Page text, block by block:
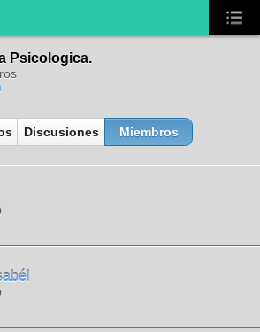
Psicologica.
Discusiones Miembros